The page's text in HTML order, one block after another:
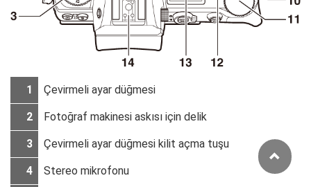
1 Çevirmeli ayar düğmesi
2 Fotoğraf makinesi askısı için delik
3 Çevirmeli ayar düğmesi kilit açma tuşu
4 Stereo mikrofonu